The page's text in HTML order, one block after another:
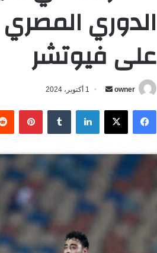
على فيوتشر
owner
ل
ا
1 أكتوبر، 2024
فيسبوك ‫X لينكدإن بينتيريست